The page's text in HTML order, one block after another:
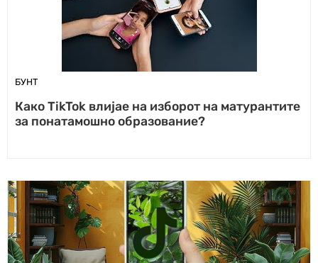
БУНТ
Како TikTok влијае на изборот на матурантите
за понатамошно образование?